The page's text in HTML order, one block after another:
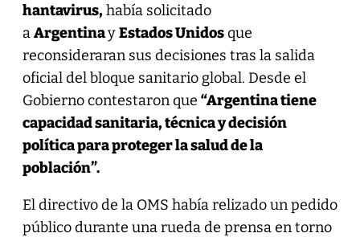
hantavirus,había solicitado
aArgentinayEstados Unidosque
reconsideraran sus decisiones tras la salida
oficial del bloque sanitario global. Desde el
Gobierno contestaron que “Argentina tiene
capacidad sanitaria, técnica y decisión
política para proteger la salud de la
población”.
El directivo de la OMS había relizado un pedido
público durante una rueda de prensa en torno